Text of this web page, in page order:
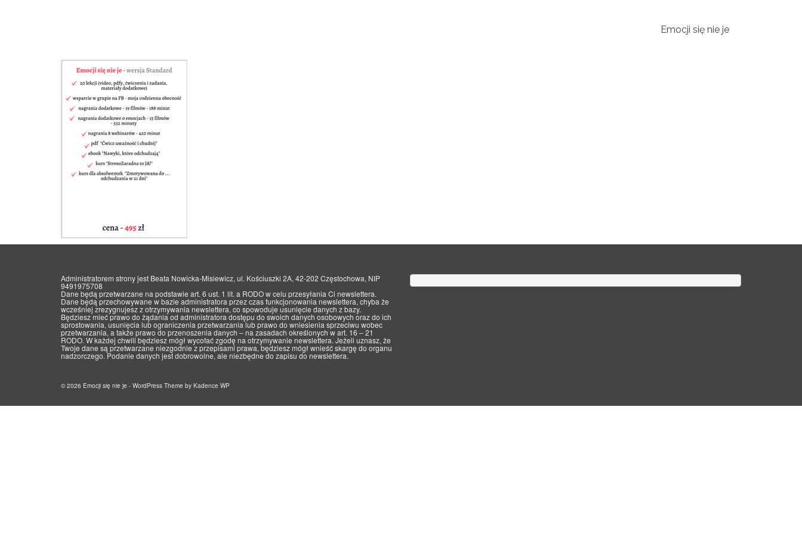
Emocji się nie je
Administratorem strony jest Beata Nowicka-Misiewicz, ul. Kościuszki 2A, 42-202 Częstochowa, NIP
9491975708
Dane będą przetwarzane na podstawie art. 6 ust. 1 lit. a RODO w celu przesyłania Ci newslettera.
Dane będą przechowywane w bazie administratora przez czas funkcjonowania newslettera, chyba że
wcześniej zrezygnujesz z otrzymywania newslettera, co spowoduje usunięcie danych z bazy.
Będziesz mieć prawo do żądania od administratora dostępu do swoich danych osobowych oraz do ich
sprostowania, usunięcia lub ograniczenia przetwarzania lub prawo do wniesienia sprzeciwu wobec
przetwarzania, a także prawo do przenoszenia danych – na zasadach określonych w art. 16 – 21
RODO. W każdej chwili będziesz mógł wycofać zgodę na otrzymywanie newslettera. Jeżeli uznasz, że
Twoje dane są przetwarzane niezgodnie z przepisami prawa, będziesz mógł wnieść skargę do organu
nadzorczego. Podanie danych jest dobrowolne, ale niezbędne do zapisu do newslettera.
© 2026 Emocji się nie je - WordPress Theme by Kadence WP